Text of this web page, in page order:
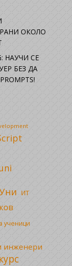
ОКОЛО
НАУЧИ СЕ
БЕЗ ДА
ИТ
ученици
инженери